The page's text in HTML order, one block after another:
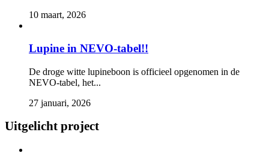
10 maart, 2026
Lupine in NEVO-tabel!!
De droge witte lupineboon is officieel opgenomen in de
NEVO-tabel, het...
27 januari, 2026
Uitgelicht project